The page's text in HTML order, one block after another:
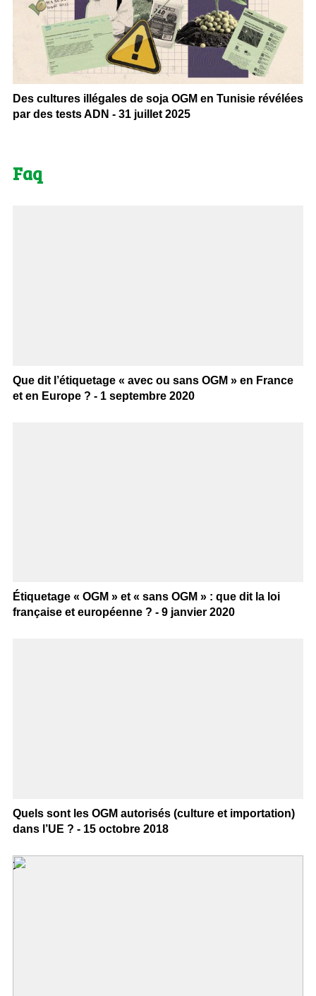
Des cultures illégales de soja OGM en Tunisie révélées
par des tests ADN - 31 juillet 2025
Faq
Que dit l’étiquetage « avec ou sans OGM » en France
et en Europe ? - 1 septembre 2020
Étiquetage « OGM » et « sans OGM » : que dit la loi
française et européenne ? - 9 janvier 2020
Quels sont les OGM autorisés (culture et importation)
dans l’UE ? - 15 octobre 2018
>